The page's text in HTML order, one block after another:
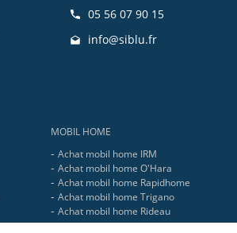
05 56 07 90 15
info@siblu.fr
MOBIL HOME
Achat mobil home IRM
Achat mobil home O'Hara
Achat mobil home Rapidhome
Achat mobil home Trigano
Achat mobil home Rideau